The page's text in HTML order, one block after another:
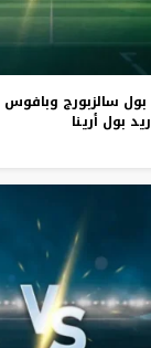
بول سالزبورج وبافوس
ريد بول أرينا